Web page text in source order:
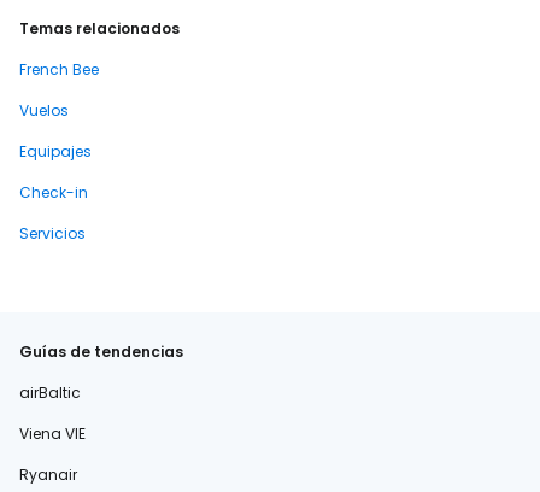
Temas relacionados
French Bee
Vuelos
Equipajes
Check-in
Servicios
Guías de tendencias
airBaltic
Viena VIE
Ryanair